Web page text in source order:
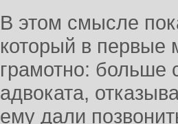
В этом смысле
который в первые
грамотно: больше
адвоката,
ему дали